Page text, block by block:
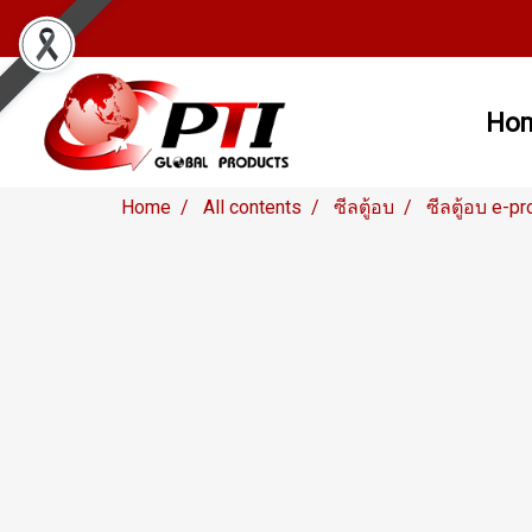
Home All contents ซีลตู้อบ ซีลตู้อบ e-